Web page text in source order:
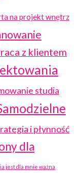
na projekt wnętrz
z klientem
studia
i płynność
dla
jest dla mnie ważna